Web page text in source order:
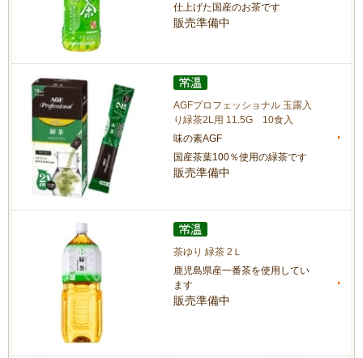
仕上げた国産のお茶です
販売準備中
AGFプロフェッショナル 玉露入
り緑茶2L用 11.5G 10食入
味の素AGF
国産茶葉100％使用の緑茶です
販売準備中
茶ゆり 緑茶 2Ｌ
鹿児島県産一番茶を使用してい
ます
販売準備中